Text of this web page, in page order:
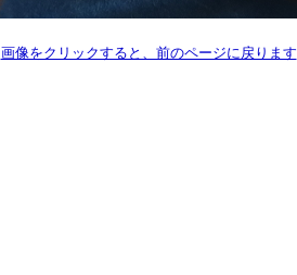
画像をクリックすると、前のページに戻ります